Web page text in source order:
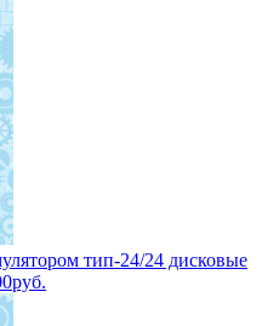
тип-24/24 дисковые